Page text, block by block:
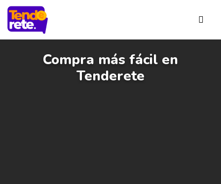
Compra más fácil en
Tenderete